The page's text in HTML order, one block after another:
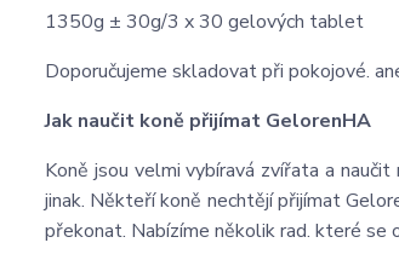
1350g ± 30g/3 x 30 gelových tablet
Doporučujeme skladovat při pokojové.
Jak naučit koně přijímat GelorenHA
Koně jsou velmi vybíravá zvířata a
jinak. Někteří koně nechtějí přijímat
překonat. Nabízíme několik rad. které se